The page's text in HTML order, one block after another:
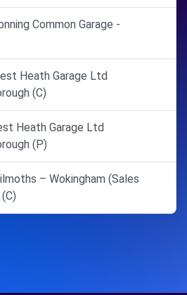
Common Garage -
Heath Garage Ltd
(C)
Heath Garage Ltd
(P)
– Wokingham (Sales